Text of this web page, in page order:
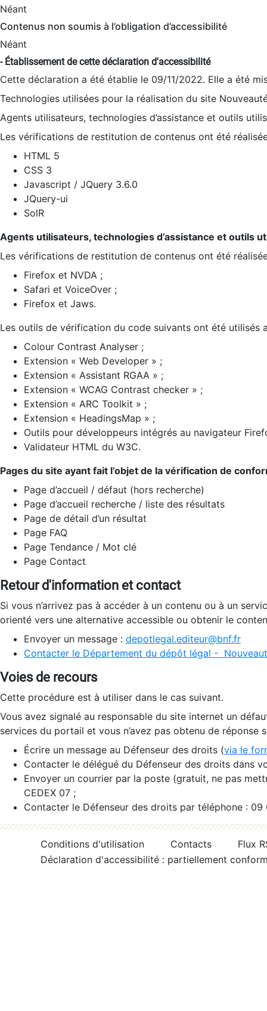
Néant
Contenus non soumis à l’obligation d’accessibilité
Néant
- Établissement de cette déclaration d'accessibilité
Cette déclaration a été établie le 09/11/2022. Elle a été
Technologies utilisées pour la réalisation du site
Agents utilisateurs, technologies d’assistance et outils
Les vérifications de restitution de contenus ont été
HTML 5
CSS 3
Javascript / JQuery 3.6.0
JQuery-ui
SolR
Agents utilisateurs, technologies d’assistance et outils
Les vérifications de restitution de contenus ont été
Firefox et NVDA ;
Safari et VoiceOver ;
Firefox et Jaws.
Les outils de vérification du code suivants ont été utilisés
Colour Contrast Analyser ;
Extension « Web Developer » ;
Extension « Assistant RGAA » ;
Extension « WCAG Contrast checker » ;
Extension « ARC Toolkit » ;
Extension « HeadingsMap » ;
Outils pour développeurs intégrés au navigateur
Validateur HTML du W3C.
Pages du site ayant fait l’objet de la vérification de
Page d’accueil / défaut (hors recherche)
Page d’accueil recherche / liste des résultats
Page de détail d’un résultat
Page FAQ
Page Tendance / Mot clé
Page Contact
Retour d'information et contact
Si vous n’arrivez pas à accéder à un contenu ou à un
orienté vers une alternative accessible ou obtenir le
Envoyer un message : depotlegal.editeur@bnf.fr
Contacter le Département du dépôt légal -
Voies de recours
Cette procédure est à utiliser dans le cas suivant.
Vous avez signalé au responsable du site internet un
services du portail et vous n’avez pas obtenu de réponse
Écrire un message au Défenseur des droits (via le
Contacter le délégué du Défenseur des droits dans
Envoyer un courrier par la poste (gratuit, ne pas
CEDEX 07 ;
Contacter le Défenseur des droits par téléphone :
Conditions d'utilisation Contacts
Flux
Déclaration d'accessibilité : partiellement